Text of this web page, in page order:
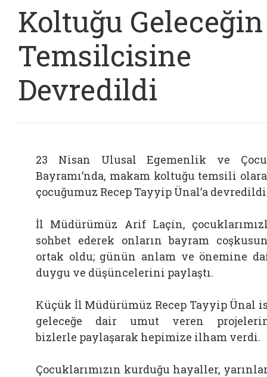
Koltuğu Geleceğin
Temsilcisine
Devredildi
23 Nisan Ulusal Egemenlik ve
Bayramı’nda, makam koltuğu temsili
çocuğumuz Recep Tayyip Ünal’a
İl Müdürümüz Arif Laçin,
sohbet ederek onların bayram
ortak oldu; günün anlam ve önemine
duygu ve düşüncelerini paylaştı.
Küçük İl Müdürümüz Recep Tayyip Ünal
geleceğe dair umut veren
bizlerle paylaşarak hepimize ilham verdi.
Çocuklarımızın kurduğu hayaller,